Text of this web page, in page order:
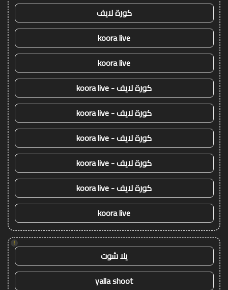
كورة لايف
koora live
koora live
كورة لايف - koora live
كورة لايف - koora live
كورة لايف - koora live
كورة لايف - koora live
كورة لايف - koora live
koora live
!
يلا شوت
yalla shoot